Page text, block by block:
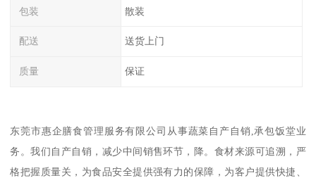
包装 散装
配送 送货上门
质量 保证
东莞市惠企膳食管理服务有限公司从事蔬菜自产自销,承包饭堂业
务。我们自产自销，减少中间销售环节，降。食材来源可追溯，严
格把握质量关，为食品安全提供强有力的保障，为客户提供快捷、